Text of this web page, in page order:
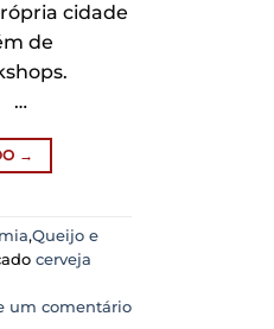
cidade
de
…
→
,Queijo e
cerveja
um comentário